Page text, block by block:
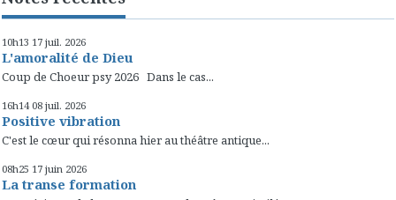
10h13 17 juil. 2026
L'amoralité de Dieu
Coup de Choeur psy 2026 Dans le cas...
16h14 08 juil. 2026
Positive vibration
C'est le cœur qui résonna hier au théâtre antique...
08h25 17 juin 2026
La transe formation